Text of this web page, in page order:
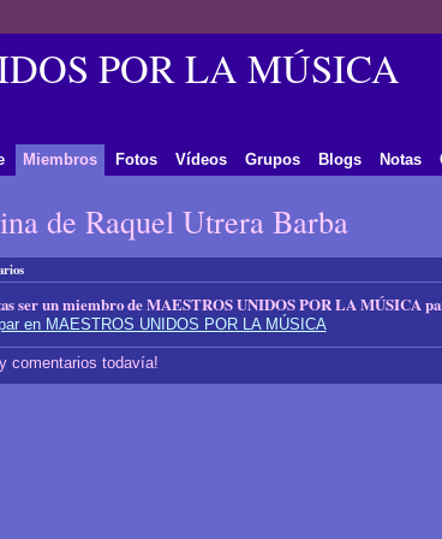
POR LA MÚSICA
Miembros Fotos Vídeos Grupos Blogs Notas
de Raquel Utrera Barba
ser un miembro de MAESTROS UNIDOS POR LA MÚSICA
en MAESTROS UNIDOS POR LA MÚSICA
comentarios todavía!